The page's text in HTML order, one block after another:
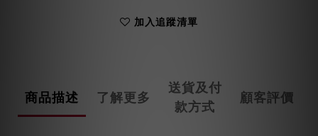
加入追蹤清單
商品描述 了解更多
送貨及付
款方式
顧客評價